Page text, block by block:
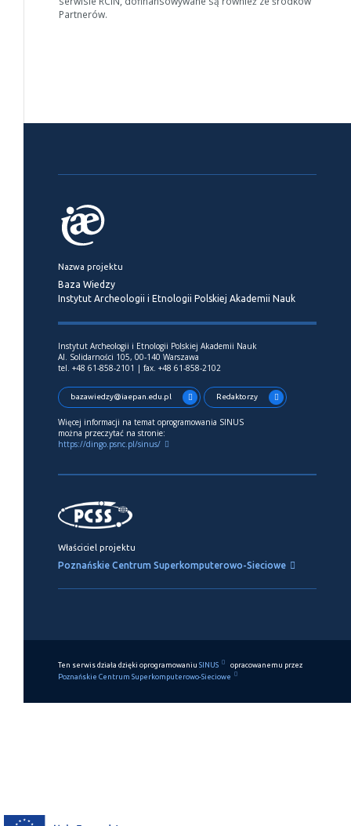
Partnerów.
Nazwa projektu
Baza Wiedzy
Instytut Archeologii i Etnologii Polskiej Akademii Nauk
Instytut Archeologii i Etnologii Polskiej Akademii Nauk
Al. Solidarności 105, 00-140 Warszawa
tel. +48 61-858-2101 | fax. +48 61-858-2102
bazawiedzy@iaepan.edu.pl Redaktorzy
Więcej informacji na temat oprogramowania SINUS
można przeczytać na stronie:
https://dingo.psnc.pl/sinus/
Właściciel projektu
Poznańskie Centrum Superkomputerowo-Sieciowe
Ten serwis działa dzięki oprogramowaniu SINUS
opracowanemu przez
Poznańskie Centrum Superkomputerowo-Sieciowe